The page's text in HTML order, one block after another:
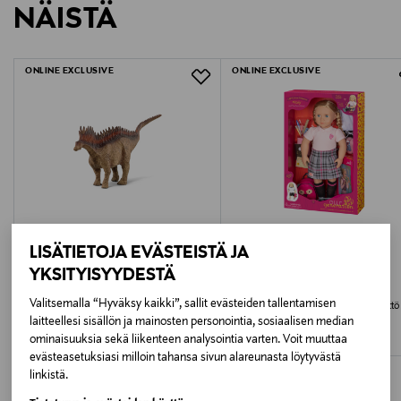
LISÄTIETOJA EVÄSTEISTÄ JA
YKSITYISYYDESTÄ
Valitsemalla “Hyväksy kaikki”, sallit evästeiden tallentamisen
laitteellesi sisällön ja mainosten personointia, sosiaalisen median
ominaisuuksia sekä liikenteen analysointia varten. Voit muuttaa
evästeasetuksiasi milloin tahansa sivun alareunasta löytyvästä
linkistä.
1539263
Avainsanat
schleich dinosaurs telaketjuajoneuvo, dinosaurus
ajoneuvo lelu, telaketjuajoneuvo dino, lasten
dinosaurus ajoneuvo, schleich dinosaurus lelu,
seikkailuauto
LUE TARKEMMAT PALAUTUSOHJEET
NÄISTÄ
ONLINE EXCLUSIVE
SCHLEICH DINOSAURS
Original Price
26,49 €
ONLINE EXCLUSIVE
OUR GENERATION nukke koulutyttö
Hally 46 cm
Original Price
69,99 €